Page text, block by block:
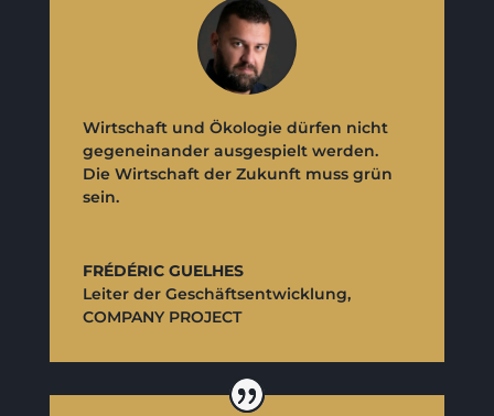
Wirtschaft und Ökologie dürfen nicht
gegeneinander ausgespielt werden.
Die Wirtschaft der Zukunft muss grün
sein.
FRÉDÉRIC GUELHES
Leiter der Geschäftsentwicklung,
COMPANY PROJECT